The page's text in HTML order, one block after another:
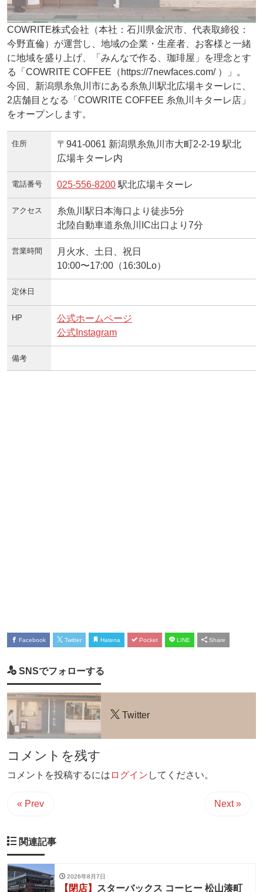
COWRITE株式会社（本社：石川県金沢市、代表取締役：
今野直倫）が運営し、地域の企業・生産者、お客様と一緒
に地域を盛り上げ、「みんなで作る、珈琲屋」を理念とす
る「COWRITE COFFEE（https://7newfaces.com/ ）」。
今回、新潟県糸魚川市にある糸魚川駅北広場キターレに、
2店舗目となる「COWRITE COFFEE 糸魚川キターレ店」
をオープンします。
住所
〒941-0061 新潟県糸魚川市大町2-2-19 駅北
広場キターレ内
電話番号 025-556-8200 駅北広場キターレ
アクセス
糸魚川駅日本海口より徒歩5分
北陸自動車道糸魚川IC出口より7分
営業時間
月火水、土日、祝日
10:00〜17:00（16:30Lo）
定休日
HP
公式ホームページ
公式Instagram
備考
Facebook Twitter Hatena Pocket LINE Share
SNSでフォローする
Twitter
コメントを残す
コメントを投稿するには ログイン してください。
« Prev Next »
関連記事
2026年8月7日
【閉店】 スターバックス コーヒー 松山湊町